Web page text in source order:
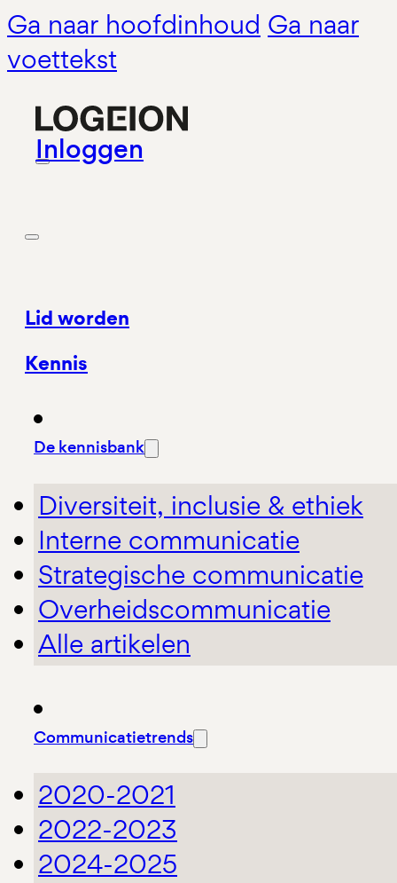
Ga naar hoofdinhoud Ga naar
voettekst
Inloggen
Lid worden
Kennis
De kennisbank
Diversiteit, inclusie & ethiek
Interne communicatie
Strategische communicatie
Overheidscommunicatie
Alle artikelen
Communicatietrends
2020-2021
2022-2023
2024-2025